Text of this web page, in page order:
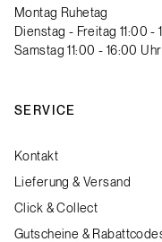
Montag Ruhetag
Dienstag - Freitag 11:00 -
Samstag 11:00 - 16:00 Uhr
SERVICE
Kontakt
Lieferung & Versand
Click & Collect
Gutscheine &